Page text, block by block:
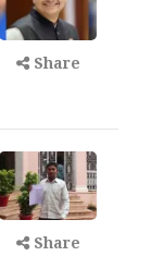
Share
Share